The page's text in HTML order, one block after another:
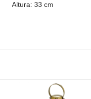
Altura: 33 cm